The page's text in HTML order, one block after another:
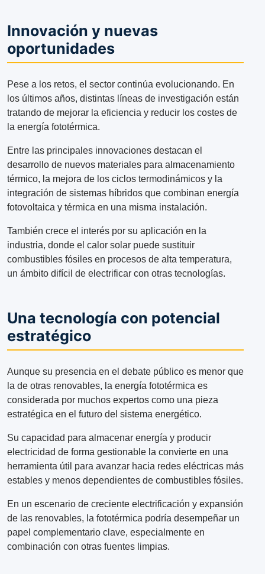
Innovación y nuevas
oportunidades
Pese a los retos, el sector continúa evolucionando. En
los últimos años, distintas líneas de investigación están
tratando de mejorar la eficiencia y reducir los costes de
la energía fototérmica.
Entre las principales innovaciones destacan el
desarrollo de nuevos materiales para almacenamiento
térmico, la mejora de los ciclos termodinámicos y la
integración de sistemas híbridos que combinan energía
fotovoltaica y térmica en una misma instalación.
También crece el interés por su aplicación en la
industria, donde el calor solar puede sustituir
combustibles fósiles en procesos de alta temperatura,
un ámbito difícil de electrificar con otras tecnologías.
Una tecnología con potencial
estratégico
Aunque su presencia en el debate público es menor que
la de otras renovables, la energía fototérmica es
considerada por muchos expertos como una pieza
estratégica en el futuro del sistema energético.
Su capacidad para almacenar energía y producir
electricidad de forma gestionable la convierte en una
herramienta útil para avanzar hacia redes eléctricas más
estables y menos dependientes de combustibles fósiles.
En un escenario de creciente electrificación y expansión
de las renovables, la fototérmica podría desempeñar un
papel complementario clave, especialmente en
combinación con otras fuentes limpias.